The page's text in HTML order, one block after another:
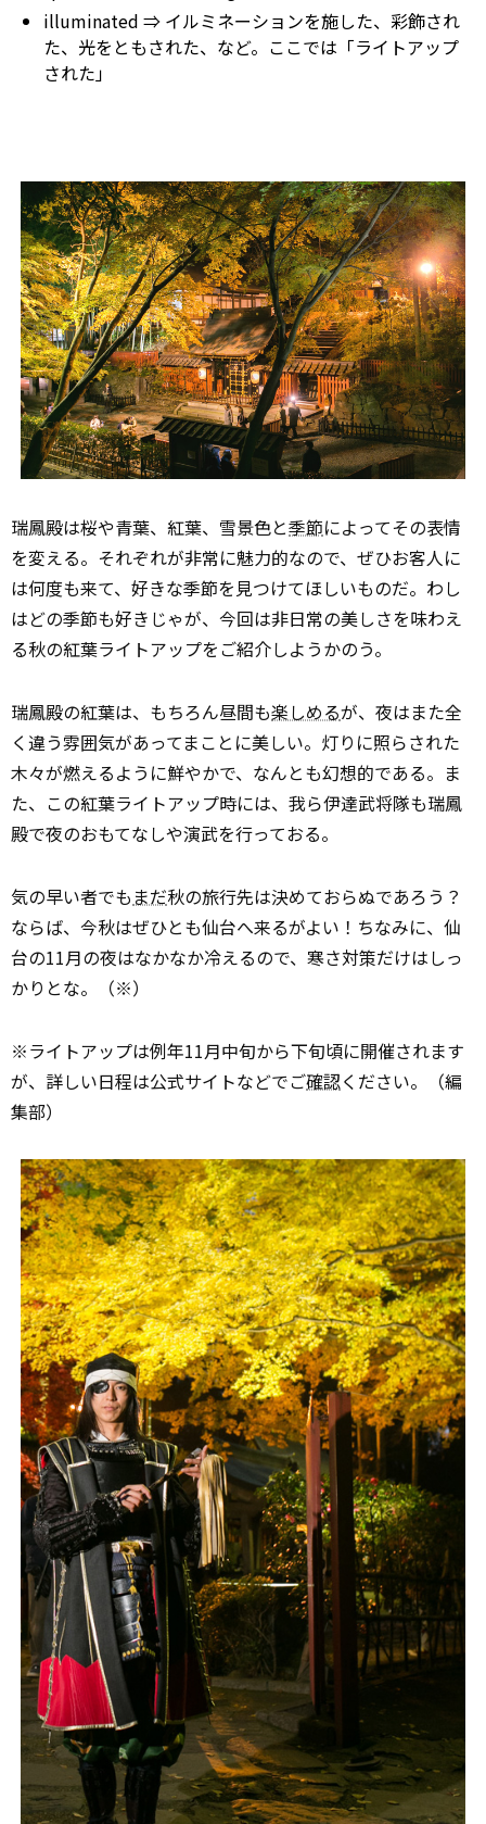
illuminated ⇒ イルミネーションを施した、彩飾され
た、光をともされた、など。ここでは「ライトアップ
された」
瑞鳳殿は桜や青葉、紅葉、雪景色と季節によってその表情
を変える。それぞれが非常に魅力的なので、ぜひお客人に
は何度も来て、好きな季節を見つけてほしいものだ。わし
はどの季節も好きじゃが、今回は非日常の美しさを味わえ
る秋の紅葉ライトアップをご紹介しようかのう。
瑞鳳殿の紅葉は、もちろん昼間も楽しめるが、夜はまた全
く違う雰囲気があってまことに美しい。灯りに照らされた
木々が燃えるように鮮やかで、なんとも幻想的である。ま
た、この紅葉ライトアップ時には、我ら伊達武将隊も瑞鳳
殿で夜のおもてなしや演武を行っておる。
気の早い者でも まだ秋の旅行先は決めておらぬであろう？
ならば、今秋はぜひとも仙台へ来るがよい！ちなみに、仙
台の11月の夜はなかなか冷えるので、寒さ対策だけはしっ
かりとな。（※）
※ライトアップは例年11月中旬から下旬頃に開催されます
が、詳しい日程は公式サイトなどでご確認ください。（編
集部）